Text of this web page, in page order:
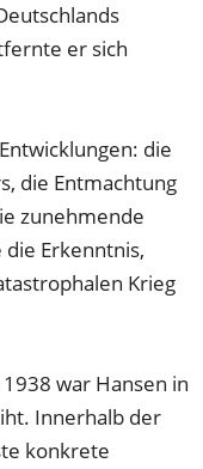
er sich
die
die Entmachtung
zunehmende
die Erkenntnis,
Krieg
war Hansen in
Innerhalb der
konkrete